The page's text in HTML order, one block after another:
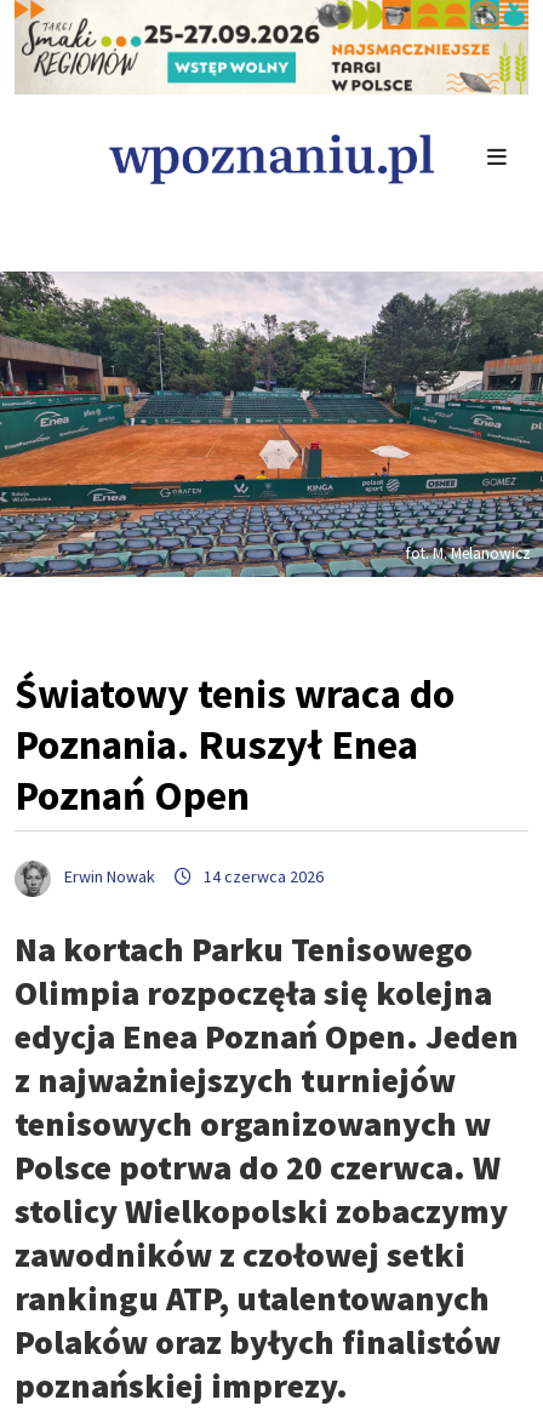
fot. M. Melanowicz
Światowy tenis wraca do
Poznania. Ruszył Enea
Poznań Open
Erwin Nowak 14 czerwca 2026
Na kortach Parku Tenisowego
Olimpia rozpoczęła się kolejna
edycja Enea Poznań Open. Jeden
z najważniejszych turniejów
tenisowych organizowanych w
Polsce potrwa do 20 czerwca. W
stolicy Wielkopolski zobaczymy
zawodników z czołowej setki
rankingu ATP, utalentowanych
Polaków oraz byłych finalistów
poznańskiej imprezy.